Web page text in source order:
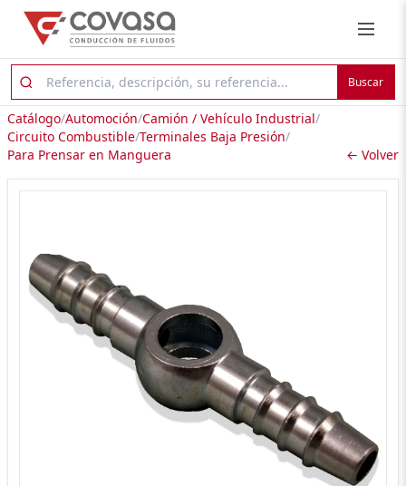
Buscar
Catálogo/Automoción/Camión / Vehículo Industrial/
Circuito Combustible/Terminales Baja Presión/
Para Prensar en Manguera
← Volver